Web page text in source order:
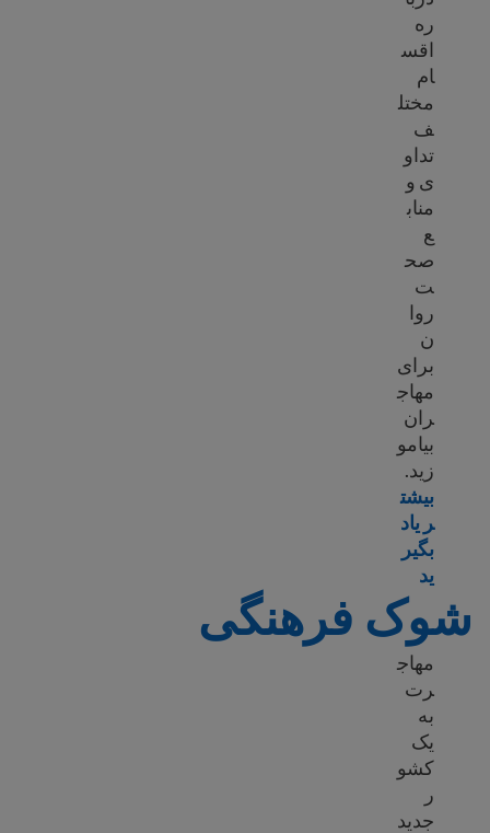
ره
اقس
ام
مختل
ف
تداو
ی و
مناب
ع
صح
ت
روا
ن
برای
مهاج
ران
بیامو
زید.
بیشت
ر یاد
بگیر
یدLearn more about Mental health resources
شوک فرهنگی
مهاج
رت
به
یک
کشو
ر
جدید